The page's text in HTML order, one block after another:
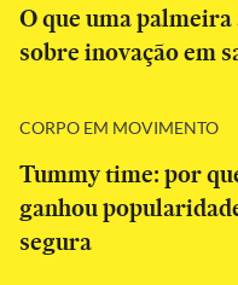
O que uma
sobre inovação em
CORPO EM MOVIMENTO
Tummy time: por
ganhou
segura